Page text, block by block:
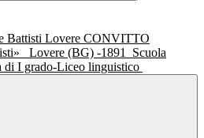
CONVITTO
Lovere (BG) -1891
Scuola
di I grado-Liceo linguistico